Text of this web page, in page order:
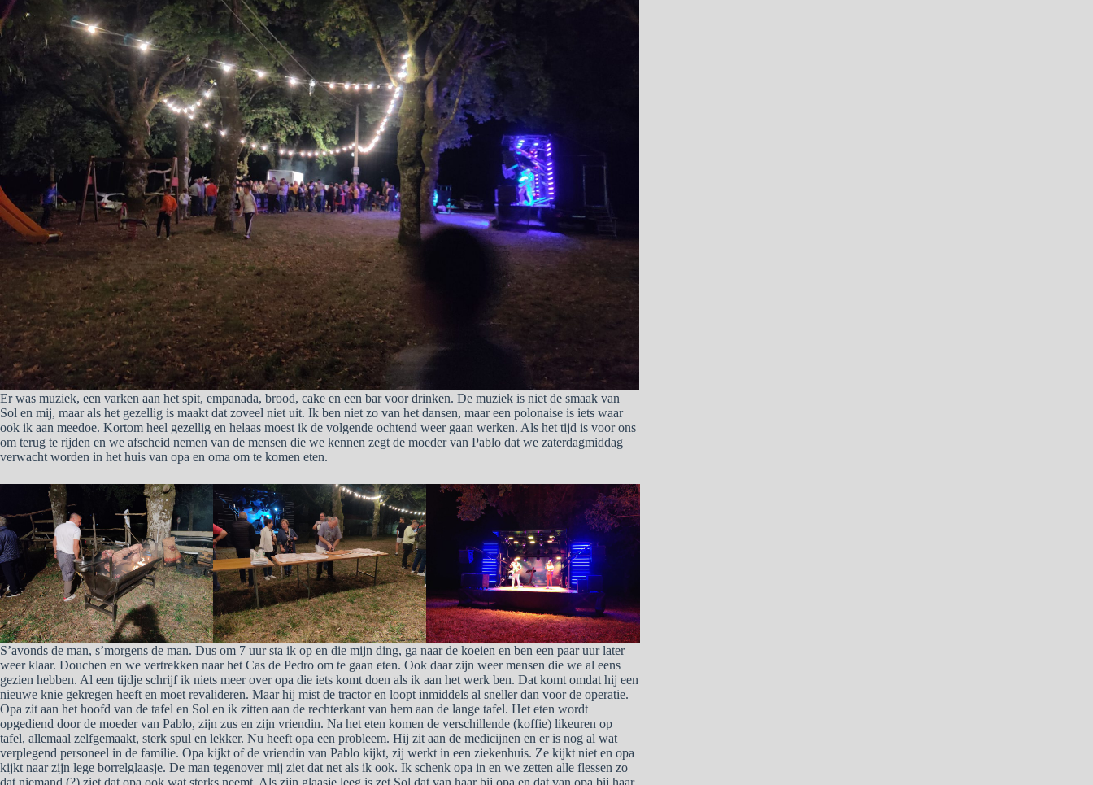
Er was muziek, een varken aan het spit, empanada, brood, cake en een bar voor drinken. De muziek is niet de smaak van
Sol en mij, maar als het gezellig is maakt dat zoveel niet uit. Ik ben niet zo van het dansen, maar een polonaise is iets waar
ook ik aan meedoe. Kortom heel gezellig en helaas moest ik de volgende ochtend weer gaan werken. Als het tijd is voor ons
om terug te rijden en we afscheid nemen van de mensen die we kennen zegt de moeder van Pablo dat we zaterdagmiddag
verwacht worden in het huis van opa en oma om te komen eten.
S’avonds de man, s’morgens de man. Dus om 7 uur sta ik op en die mijn ding, ga naar de koeien en ben een paar uur later
weer klaar. Douchen en we vertrekken naar het Cas de Pedro om te gaan eten. Ook daar zijn weer mensen die we al eens
gezien hebben. Al een tijdje schrijf ik niets meer over opa die iets komt doen als ik aan het werk ben. Dat komt omdat hij een
nieuwe knie gekregen heeft en moet revalideren. Maar hij mist de tractor en loopt inmiddels al sneller dan voor de operatie.
Opa zit aan het hoofd van de tafel en Sol en ik zitten aan de rechterkant van hem aan de lange tafel. Het eten wordt
opgediend door de moeder van Pablo, zijn zus en zijn vriendin. Na het eten komen de verschillende (koffie) likeuren op
tafel, allemaal zelfgemaakt, sterk spul en lekker. Nu heeft opa een probleem. Hij zit aan de medicijnen en er is nog al wat
verplegend personeel in de familie. Opa kijkt of de vriendin van Pablo kijkt, zij werkt in een ziekenhuis. Ze kijkt niet en opa
kijkt naar zijn lege borrelglaasje. De man tegenover mij ziet dat net als ik ook. Ik schenk opa in en we zetten alle flessen zo